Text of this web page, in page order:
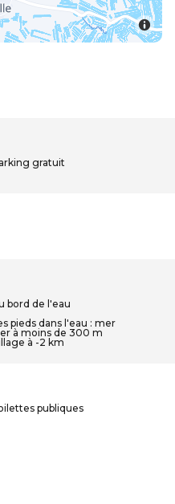
gratuit
bord de l'eau
pieds dans l'eau : mer
à moins de 300 m
à -2 km
publiques